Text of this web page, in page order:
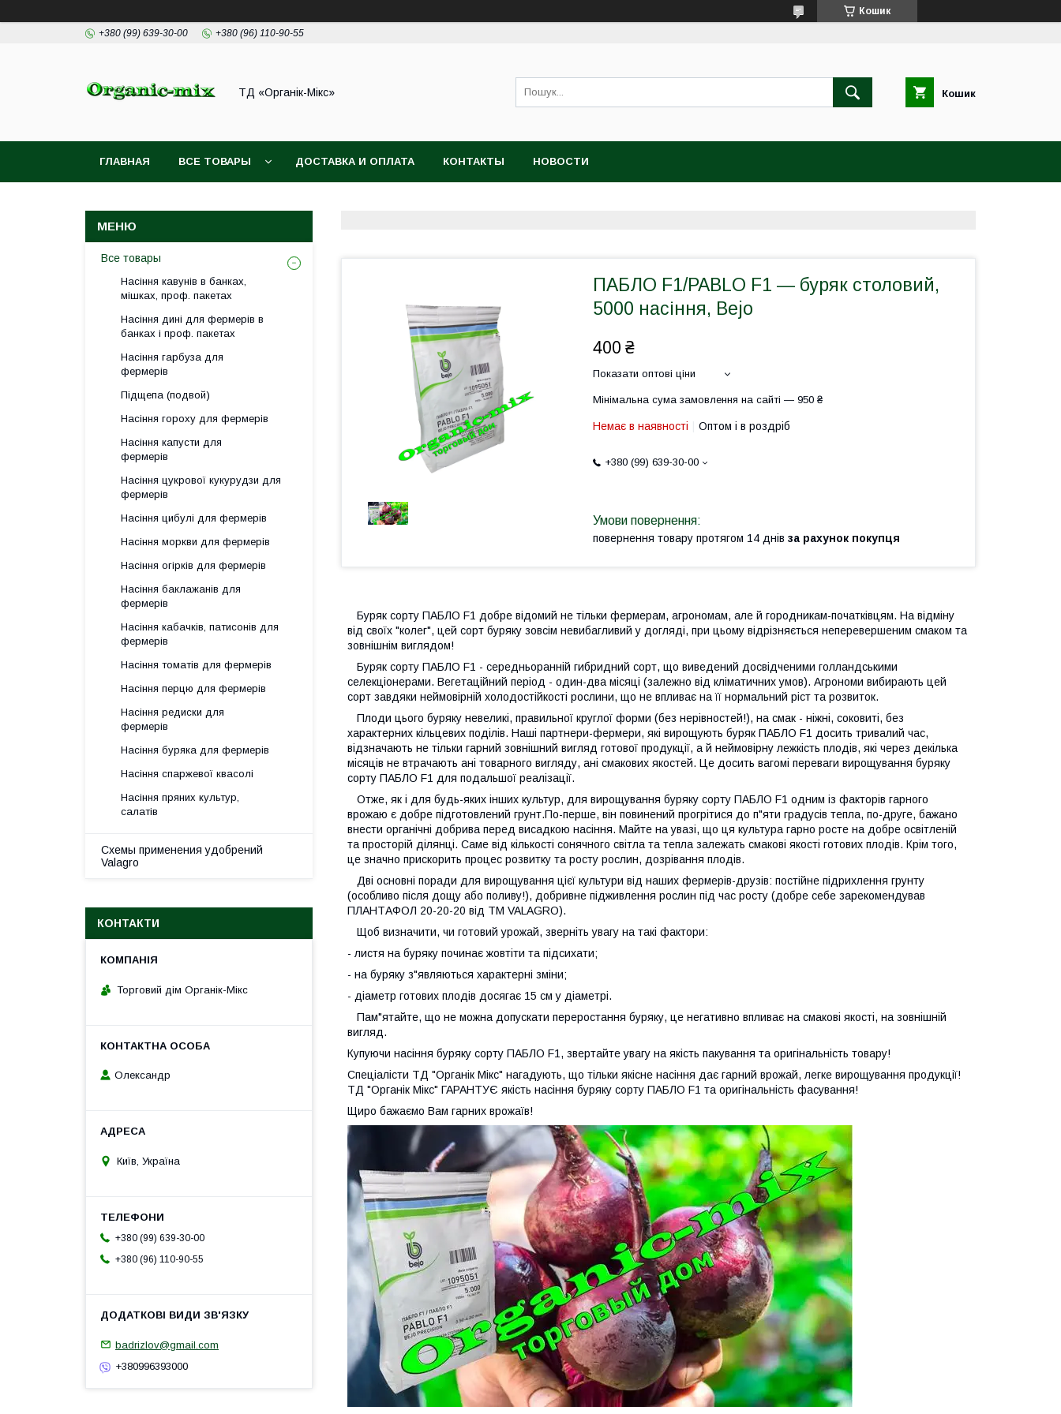
Кошик
+380 (99) 639-30-00 +380 (96) 110-90-55
ТД «Органік-Мікс» Кошик
ГЛАВНАЯ ВСЕ ТОВАРЫ ДОСТАВКА И ОПЛАТА КОНТАКТЫ НОВОСТИ
ПАБЛО F1/PABLO F1 — буряк столовий,
5000 насіння, Bejo
400 ₴
Показати оптові ціни
Мінімальна сума замовлення на сайті — 950 ₴
Немає в наявності Оптом і в роздріб
+380 (99) 639-30-00
повернення товару протягом 14 днів за рахунок покупця
Буряк сорту ПАБЛО F1 добре відомий не тільки фермерам, агрономам, але й городникам-початківцям. На відміну
від своїх "колег", цей сорт буряку зовсім невибагливий у догляді, при цьому відрізняється неперевершеним смаком та
зовнішнім виглядом!
Буряк сорту ПАБЛО F1 - середньоранній гибридний сорт, що виведений досвідченими голландськими
селекціонерами. Вегетаційний період - один-два місяці (залежно від кліматичних умов). Агрономи вибирають цей
сорт завдяки неймовірній холодостійкості рослини, що не впливає на її нормальний ріст та розвиток.
Плоди цього буряку невеликі, правильної круглої форми (без нерівностей!), на смак - ніжні, соковиті, без
характерних кільцевих поділів. Наші партнери-фермери, які вирощують буряк ПАБЛО F1 досить тривалий час,
відзначають не тільки гарний зовнішний вигляд готової продукції, а й неймовірну лежкість плодів, які через декілька
місяців не втрачають ані товарного вигляду, ані смакових якостей. Це досить вагомі переваги вирощування буряку
сорту ПАБЛО F1 для подальшої реалізації.
Отже, як і для будь-яких інших культур, для вирощування буряку сорту ПАБЛО F1 одним із факторів гарного
врожаю є добре підготовлений грунт.По-перше, він повинений прогрітися до п"яти градусів тепла, по-друге, бажано
внести органічні добрива перед висадкою насіння. Майте на увазі, що ця культура гарно росте на добре освітленій
та просторій ділянці. Саме від кількості сонячного світла та тепла залежать смакові якості готових плодів. Крім того,
це значно прискорить процес розвитку та росту рослин, дозрівання плодів.
Дві основні поради для вирощування цієї культури від наших фермерів-друзів: постійне підрихлення грунту
(особливо після дощу або поливу!), добривне підживлення рослин під час росту (добре себе зарекомендував
ПЛАНТАФОЛ 20-20-20 від ТМ VALAGRO).
Щоб визначити, чи готовий урожай, зверніть увагу на такі фактори:
- листя на буряку починає жовтіти та підсихати;
- на буряку з"являються характерні зміни;
- діаметр готових плодів досягає 15 см у діаметрі.
Пам"ятайте, що не можна допускати переростання буряку, це негативно впливає на смакові якості, на зовнішній
вигляд.
Купуючи насіння буряку сорту ПАБЛО F1, звертайте увагу на якість пакування та оригінальність товару!
Спеціалісти ТД "Органік Мікс" нагадують, що тільки якісне насіння дає гарний врожай, легке вирощування продукції!
ТД "Органік Мікс" ГАРАНТУЄ якість насіння буряку сорту ПАБЛО F1 та оригінальність фасування!
Щиро бажаємо Вам гарних врожаїв!
Все товары
Насіння кавунів в банках,
мішках, проф. пакетах
Насіння дині для фермерів в
банках і проф. пакетах
Насіння гарбуза для
фермерів
Підщепа (подвой)
Насіння гороху для фермерів
Насіння капусти для
фермерів
Насіння цукрової кукурудзи для
фермерів
Насіння цибулі для фермерів
Насіння моркви для фермерів
Насіння огірків для фермерів
Насіння баклажанів для
фермерів
Насіння кабачків, патисонів для
фермерів
Насіння томатів для фермерів
Насіння перцю для фермерів
Насіння редиски для
фермерів
Насіння буряка для фермерів
Насіння спаржевої квасолі
Насіння пряних культур,
салатів
Схемы применения удобрений
Valagro
КОНТАКТИ
Торговий дім Органік-Мікс
Олександр
Київ, Україна
+380 (99) 639-30-00
+380 (96) 110-90-55
badrizlov@gmail.com
+380996393000